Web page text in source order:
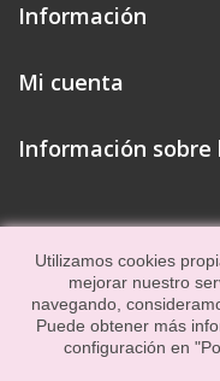
Información
Mi cuenta
Información sobre
Utilizamos cookies
mejorar nuestro
navegando,
Puede obtener más
configuración en